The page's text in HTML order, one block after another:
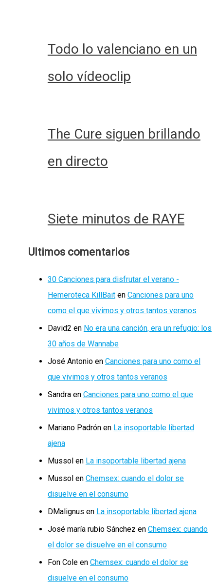
Todo lo valenciano en un
solo vídeoclip
The Cure siguen brillando
en directo
Siete minutos de RAYE
Ultimos comentarios
30 Canciones para disfrutar el verano -
Hemeroteca KillBaiten Canciones para uno
como el que vivimos y otros tantos veranos
David2 en No era una canción, era un refugio: los
30 años de Wannabe
José Antonioen Canciones para uno como el
que vivimos y otros tantos veranos
Sandraen Canciones para uno como el que
vivimos y otros tantos veranos
Mariano Padrónen La insoportable libertad
ajena
Mussolen La insoportable libertad ajena
Mussolen Chemsex: cuando el dolor se
disuelve en el consumo
DMalignus en La insoportable libertad ajena
José maría rubio Sánchez en Chemsex: cuando
el dolor se disuelve en el consumo
Fon Coleen Chemsex: cuando el dolor se
disuelve en el consumo